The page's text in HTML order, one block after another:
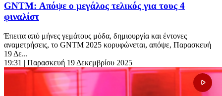
GNTM: Απόψε ο μεγάλος τελικός για τους 4
φιναλίστ
Έπειτα από μήνες γεμάτους μόδα, δημιουργία και έντονες
αναμετρήσεις, το GNTM 2025 κορυφώνεται, απόψε, Παρασκευή
19 Δε...
19:31 | Παρασκευή 19 Δεκεμβρίου 2025